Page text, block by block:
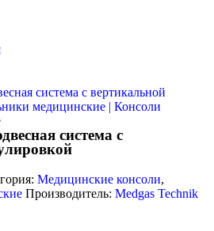
система с
Медицинские консоли,
Производитель: Medgas Technik